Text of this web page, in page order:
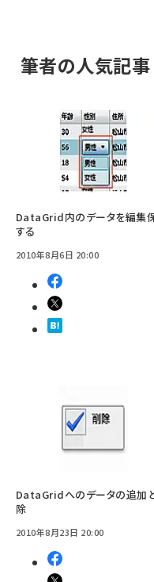
筆者の人気記事
DataGrid内のデータを編集
する
2010年8月6日 20:00
DataGridへのデータの追加
除
2010年8月23日 20:00